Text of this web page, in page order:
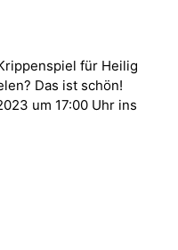
für Heilig
Das ist schön!
um 17:00 Uhr ins